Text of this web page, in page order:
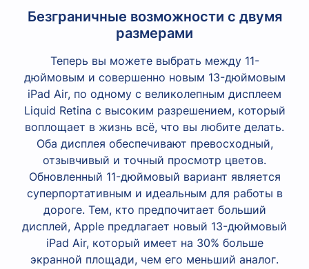
Безграничные возможности с двумя
размерами
Теперь вы можете выбрать между 11-
дюймовым и совершенно новым 13-дюймовым
iPad Air, по одному с великолепным дисплеем
Liquid Retina с высоким разрешением, который
воплощает в жизнь всё, что вы любите делать.
Оба дисплея обеспечивают превосходный,
отзывчивый и точный просмотр цветов.
Обновленный 11-дюймовый вариант является
суперпортативным и идеальным для работы в
дороге. Тем, кто предпочитает больший
дисплей, Apple предлагает новый 13-дюймовый
iPad Air, который имеет на 30% больше
экранной площади, чем его меньший аналог.